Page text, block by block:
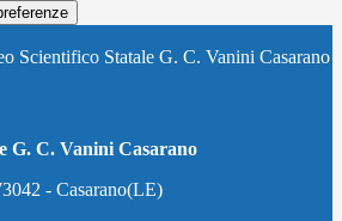
Scientifico Statale G. C. Vanini Casarano
G. C. Vanini Casarano
- Casarano(LE)